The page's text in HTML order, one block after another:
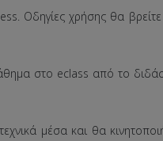
Οδηγίες χρήσης θα
στο eclass από το
μέσα και θα